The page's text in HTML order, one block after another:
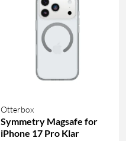
Otterbox
Symmetry Magsafe for
iPhone 17 Pro Klar